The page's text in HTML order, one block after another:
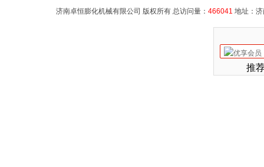
济南卓恒膨化机械有限公司 版权所有 总访问量： 466041 地址：
推